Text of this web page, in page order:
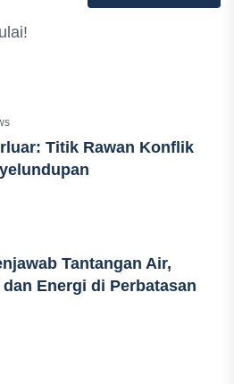
Titik Rawan Konflik
Tantangan Air,
dan Energi di Perbatasan